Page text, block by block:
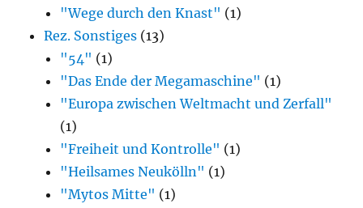
"Wege durch den Knast" (1)
Rez. Sonstiges (13)
"54" (1)
"Das Ende der Megamaschine" (1)
"Europa zwischen Weltmacht und Zerfall"
(1)
"Freiheit und Kontrolle" (1)
"Heilsames Neukölln" (1)
"Mytos Mitte" (1)